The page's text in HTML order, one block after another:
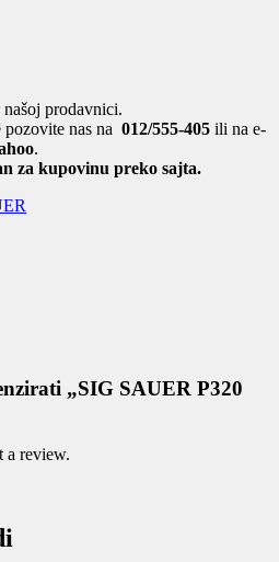
prodavnici.
nas na 012/555-405 ili na e-
.
za kupovinu preko sajta.
„SIG SAUER P320
a review.